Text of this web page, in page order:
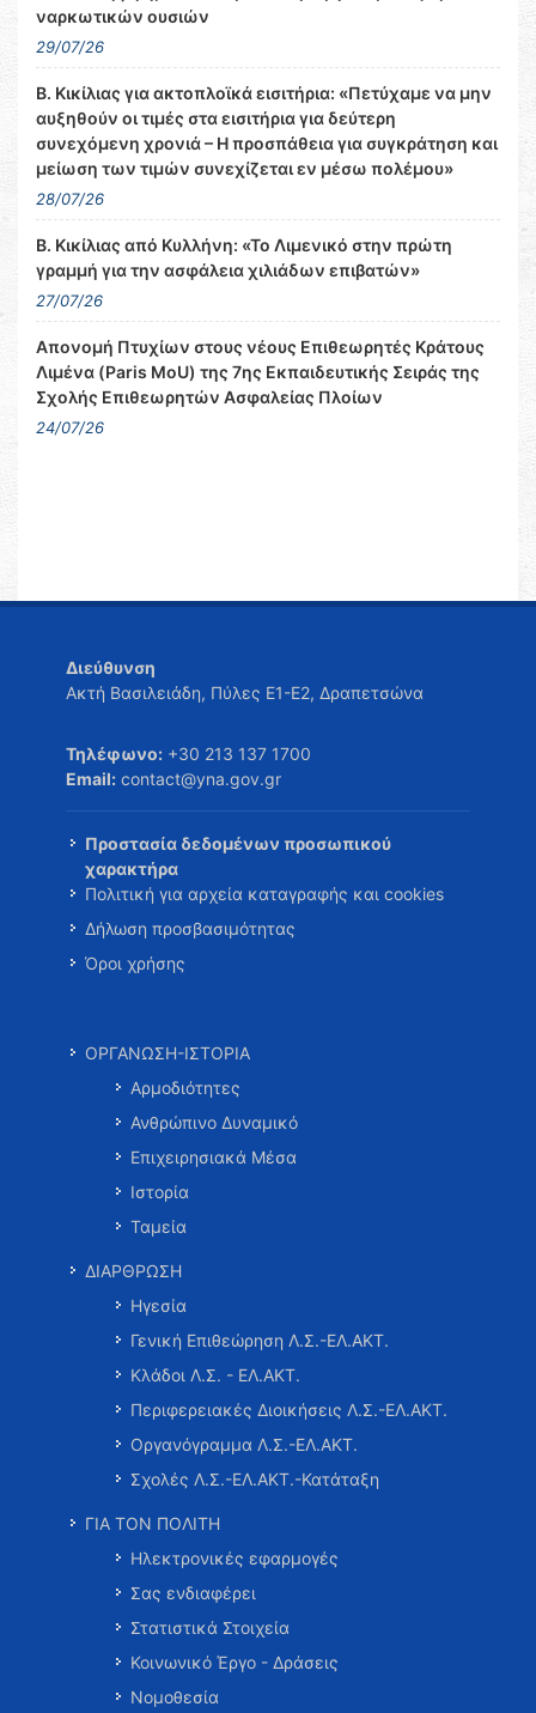
ναρκωτικών ουσιών
29/07/26
Β. Κικίλιας για ακτοπλοϊκά εισιτήρια: «Πετύχαμε να μην
αυξηθούν οι τιμές στα εισιτήρια για δεύτερη
συνεχόμενη χρονιά – Η προσπάθεια για συγκράτηση και
μείωση των τιμών συνεχίζεται εν μέσω πολέμου»
28/07/26
Β. Κικίλιας από Κυλλήνη: «Το Λιμενικό στην πρώτη
γραμμή για την ασφάλεια χιλιάδων επιβατών»
27/07/26
Απονομή Πτυχίων στους νέους Επιθεωρητές Κράτους
Λιμένα (Paris MoU) της 7ης Εκπαιδευτικής Σειράς της
Σχολής Επιθεωρητών Ασφαλείας Πλοίων
24/07/26
Διεύθυνση
Ακτή Βασιλειάδη, Πύλες Ε1-Ε2, Δραπετσώνα
Τηλέφωνο: +30 213 137 1700
Email: contact@yna.gov.gr
Προστασία δεδομένων προσωπικού
χαρακτήρα
Πολιτική για αρχεία καταγραφής και cookies
Δήλωση προσβασιμότητας
Όροι χρήσης
ΟΡΓΑΝΩΣΗ-ΙΣΤΟΡΙΑ
Αρμοδιότητες
Ανθρώπινο Δυναμικό
Επιχειρησιακά Μέσα
Ιστορία
Ταμεία
ΔΙΑΡΘΡΩΣΗ
Ηγεσία
Γενική Επιθεώρηση Λ.Σ.-ΕΛ.ΑΚΤ.
Κλάδοι Λ.Σ. - ΕΛ.ΑΚΤ.
Περιφερειακές Διοικήσεις Λ.Σ.-ΕΛ.ΑΚΤ.
Οργανόγραμμα Λ.Σ.-ΕΛ.ΑΚΤ.
Σχολές Λ.Σ.-ΕΛ.ΑΚΤ.-Κατάταξη
ΓΙΑ ΤΟΝ ΠΟΛΙΤΗ
Ηλεκτρονικές εφαρμογές
Σας ενδιαφέρει
Στατιστικά Στοιχεία
Κοινωνικό Έργο - Δράσεις
Νομοθεσία